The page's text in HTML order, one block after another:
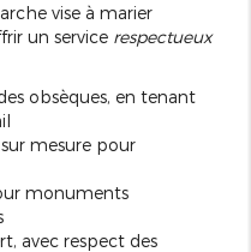
vise à marier
un service respectueux
obsèques, en tenant
mesure pour
monuments
avec respect des